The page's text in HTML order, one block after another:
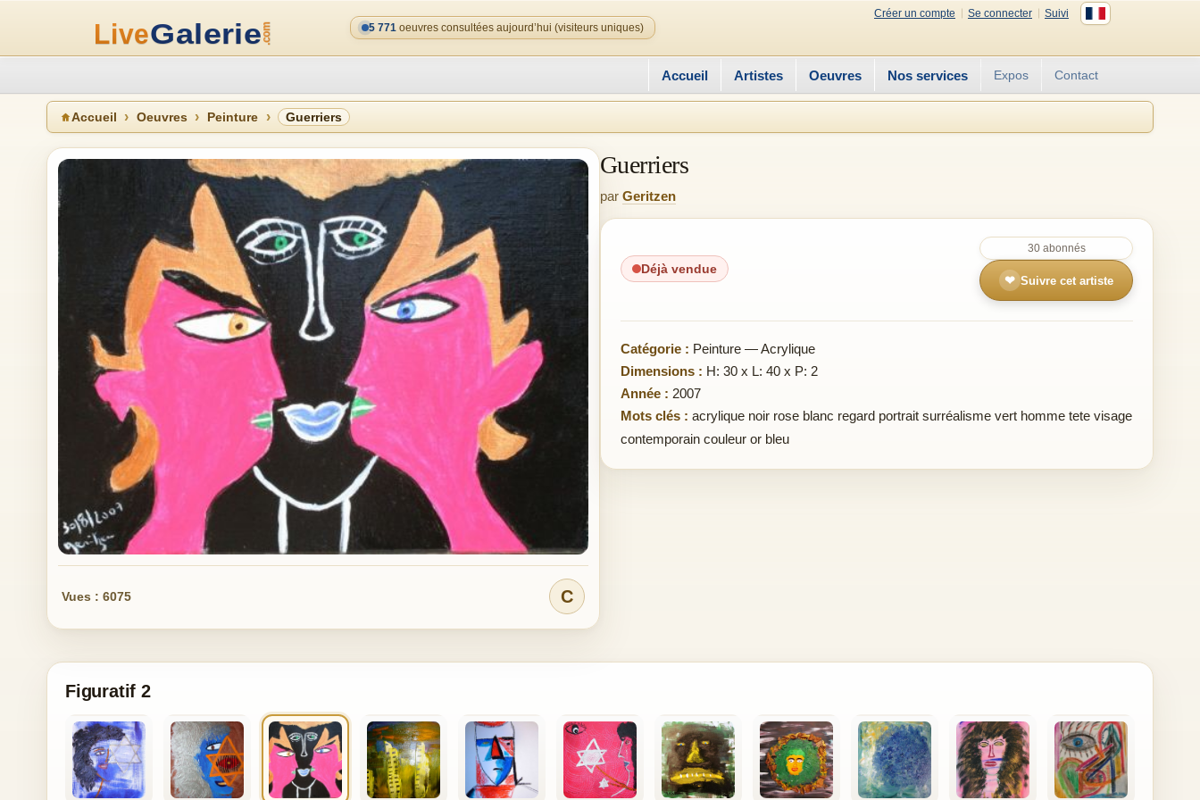
Créer un compte Se connecter
Suivi
5 771 oeuvres consultées aujourd’hui (visiteurs uniques)
Accueil Artistes Oeuvres Nos services Expos Contact
Accueil Oeuvres Peinture Guerriers
Vues : 6075 C
Guerriers
par Geritzen
Déjà vendue
30 abonnés
❤ Suivre cet artiste
Catégorie : Peinture — Acrylique
Dimensions : H: 30 x L: 40 x P: 2
Année : 2007
Mots clés : acrylique noir rose blanc regard portrait surréalisme vert homme tete visage
contemporain couleur or bleu
Figuratif 2